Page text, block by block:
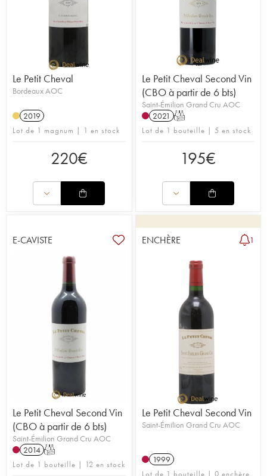
Le Petit Cheval
Bordeaux AOC
2019
Lot de 1 magnum | 1 en stock
220€
Le Petit Cheval Second Vin
(CBO à partir de 6 bts)
Saint-Émilion Grand Cru AOC
2021 T
Lot de 1 bouteille | 5 en stock
195€
E-CAVISTE
Le Petit Cheval Second Vin
(CBO à partir de 6 bts)
Saint-Émilion Grand Cru AOC
2014 T
Lot de 1 bouteille | 12 en stock
ENCHÈRE 1
Le Petit Cheval Second Vin
Saint-Émilion Grand Cru AOC
1999
Lot de 1 bouteille | 0 enchère